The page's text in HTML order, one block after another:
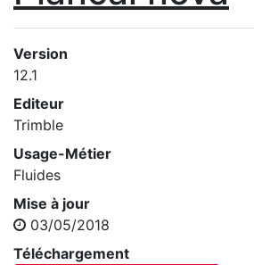
Version
12.1
Editeur
Trimble
Usage-Métier
Fluides
Mise à jour
03/05/2018
Téléchargement